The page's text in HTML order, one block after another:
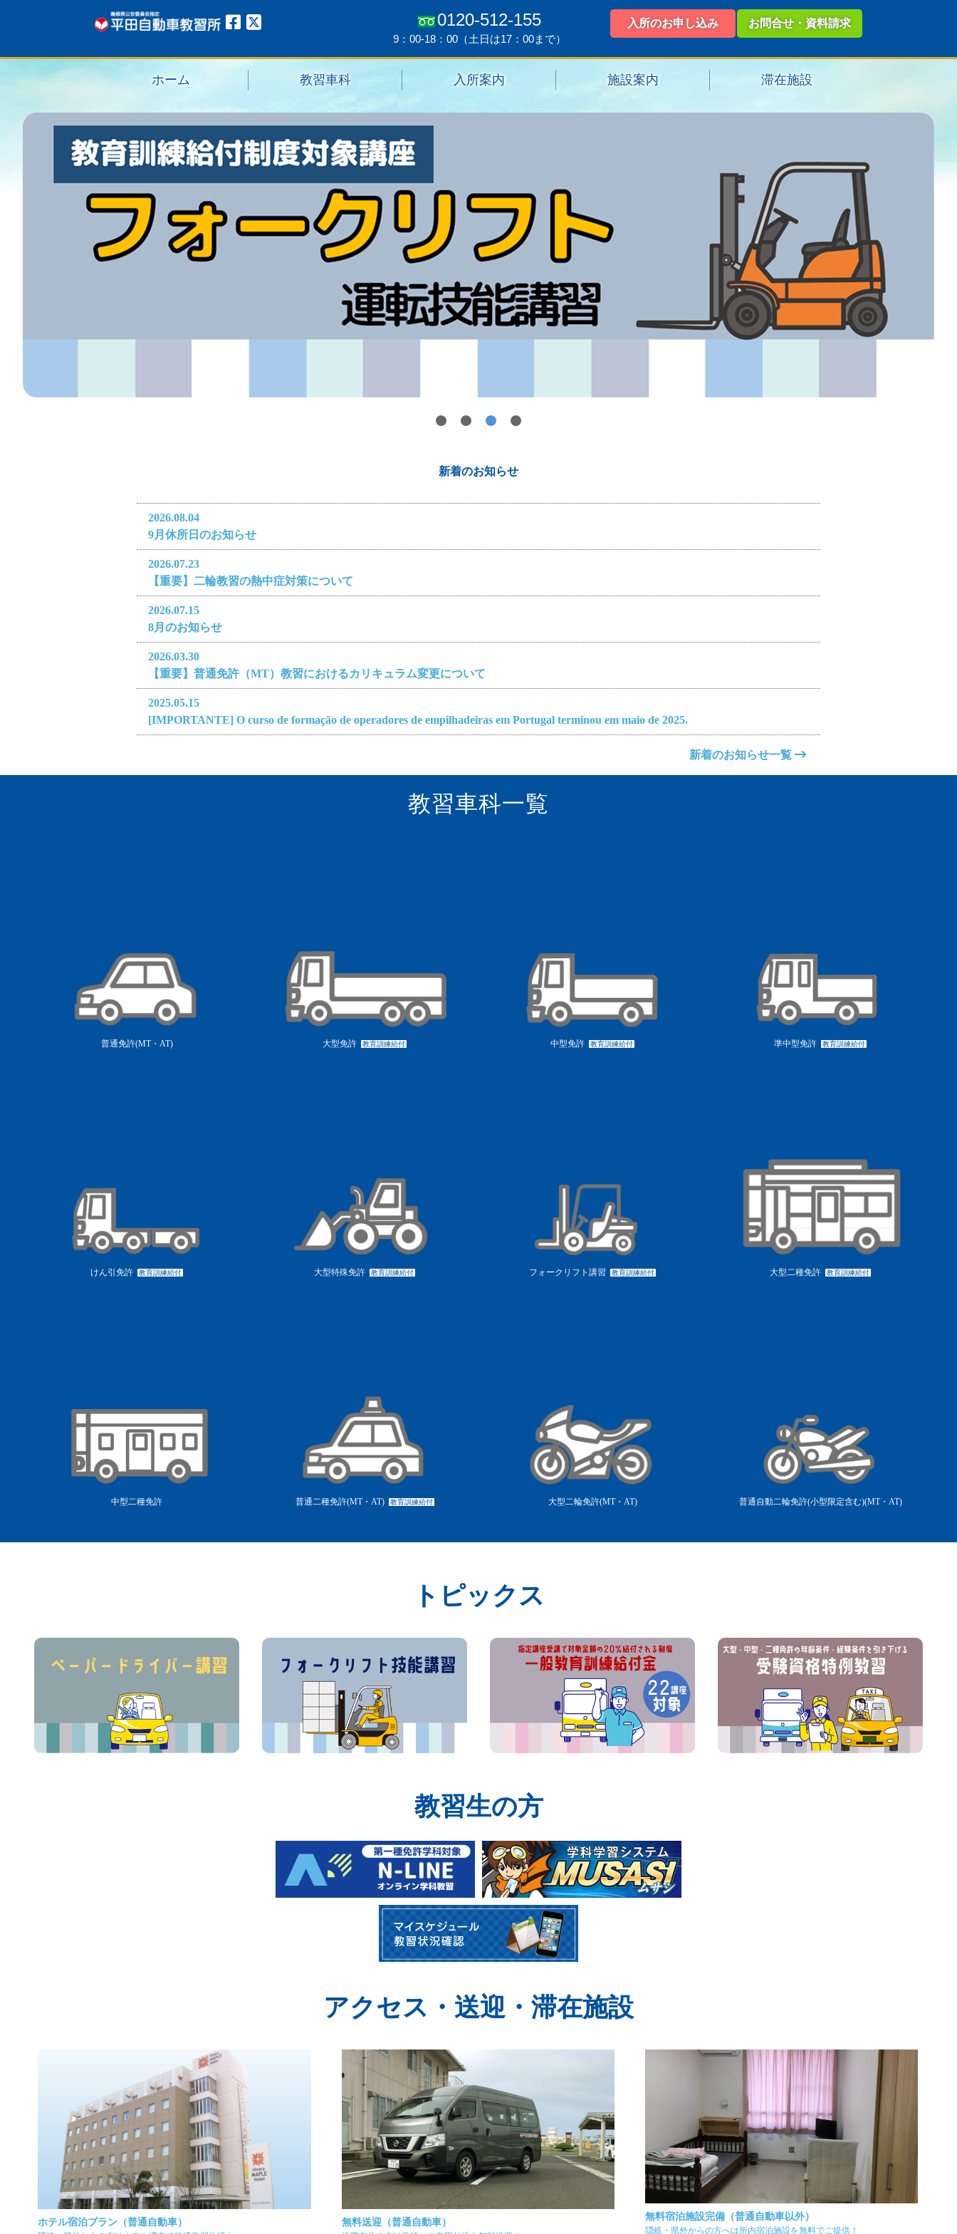
0120-512-155
9：00-18：00（土日は17：00まで）
入所のお申し込み お問合せ・資料請求
ホーム 教習車科 入所案内 施設案内 滞在施設
新着のお知らせ
2026.08.04
9月休所日のお知らせ
2026.07.23
【重要】二輪教習の熱中症対策について
2026.07.15
8月のお知らせ
2026.03.30
【重要】普通免許（MT）教習におけるカリキュラム変更について
2025.05.15
[IMPORTANTE] O curso de formação de operadores de empilhadeiras em Portugal terminou em maio de 2025.
新着のお知らせ一覧
教習車科一覧
普通免許(MT・AT) 大型免許 教育訓練給付 中型免許 教育訓練給付 準中型免許 教育訓練給付
けん引免許 教育訓練給付 大型特殊免許 教育訓練給付 フォークリフト講習 教育訓練給付 大型二種免許 教育訓練給付
中型二種免許 普通二種免許(MT・AT) 教育訓練給付 大型二輪免許(MT・AT) 普通自動二輪免許(小型限定含む)(MT・AT)
トピックス
教習生の方
アクセス・送迎・滞在施設
ホテル宿泊プラン（普通自動車） 無料送迎（普通自動車）
無料宿泊施設完備（普通自動車以外）
隠岐・県外からの方へは所内宿泊施設を無料でご提供！